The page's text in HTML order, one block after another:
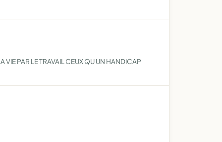
VIE PAR LE TRAVAIL CEUX QU UN HANDICAP